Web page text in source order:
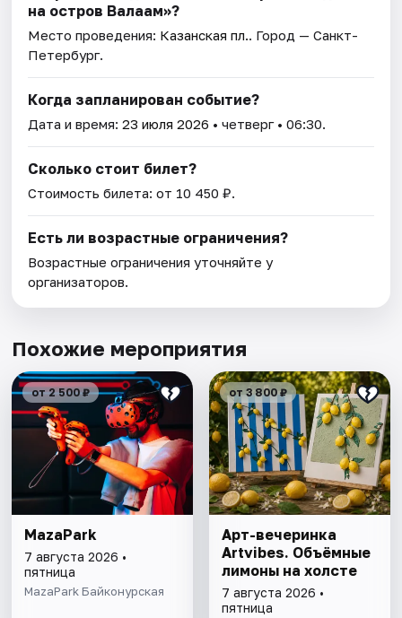
на остров Валаам»?
Место проведения: Казанская пл.. Город — Санкт-
Петербург.
Когда запланирован событие?
Дата и время:23 июля 2026 • четверг • 06:30.
Сколько стоит билет?
Стоимость билета: от 10 450 ₽.
Есть ли возрастные ограничения?
Возрастные ограничения уточняйте у
организаторов.
Похожие мероприятия
от 2 500 ₽
MazaPark
7 августа 2026 •
пятница
MazaPark Байконурская
от 3 800 ₽
Арт-вечеринка
Artvibes. Объёмные
лимоны на холсте
7 августа 2026 •
пятница